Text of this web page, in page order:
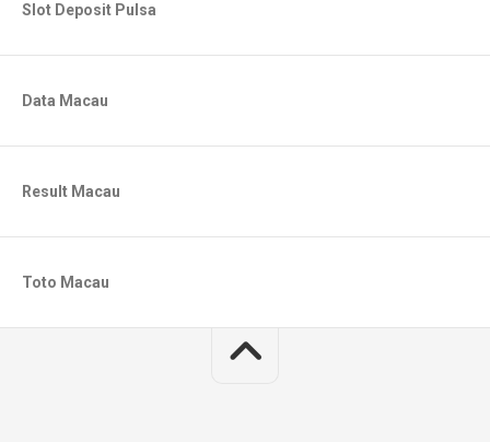
Slot Deposit Pulsa
Data Macau
Result Macau
Toto Macau